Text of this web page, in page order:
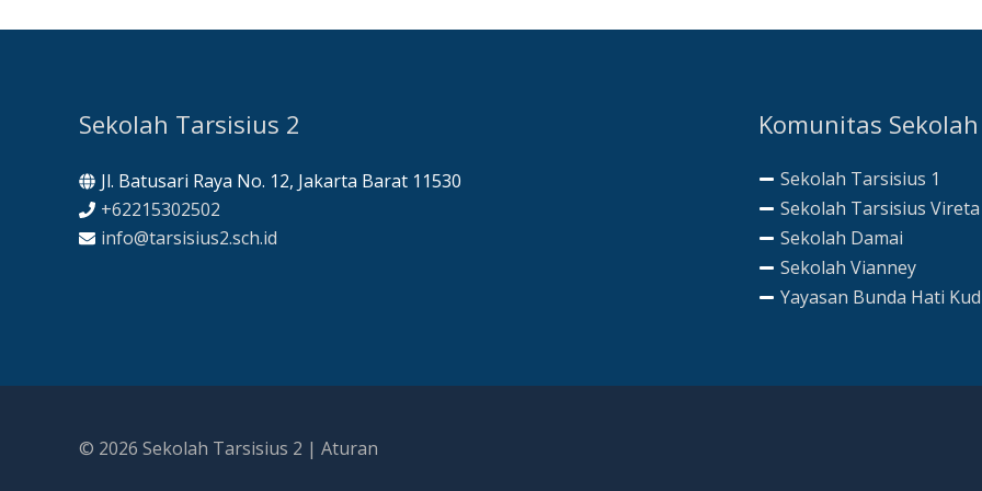
Sekolah Tarsisius 2
Jl. Batusari Raya No. 12, Jakarta Barat 11530
+62215302502
info@tarsisius2.sch.id
Komunitas Sekolah
Sekolah Tarsisius 1
Sekolah Tarsisius Vireta
Sekolah Damai
Sekolah Vianney
Yayasan Bunda Hati
© 2026 Sekolah Tarsisius 2 | Aturan